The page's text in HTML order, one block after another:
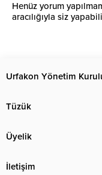
Henüz yorum
aracılığıyla siz
Urfakon Yönetim
Tüzük
Üyelik
İletişim